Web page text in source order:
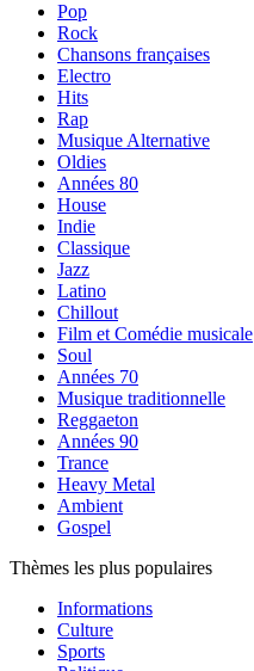
Pop
Rock
Chansons françaises
Electro
Hits
Rap
Musique Alternative
Oldies
Années 80
House
Indie
Classique
Jazz
Latino
Chillout
Film et Comédie musicale
Soul
Années 70
Musique traditionnelle
Reggaeton
Années 90
Trance
Heavy Metal
Ambient
Gospel
Thèmes les plus populaires
Informations
Culture
Sports